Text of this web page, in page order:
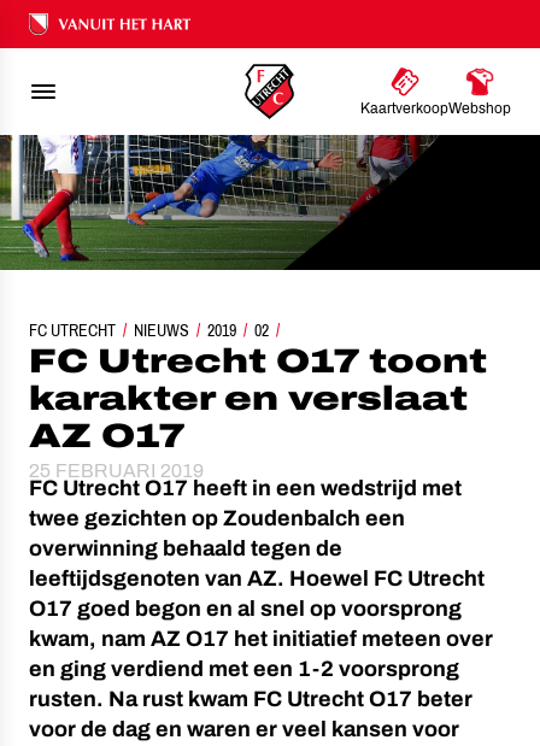
Ons nalatenschap
KaartverkoopWebshop
FC UTRECHT NIEUWS 2019 02
FC UTRECHT O17 TOONT KARAKTER EN VERSLAAT AZ O17
FC Utrecht O17 toont
karakter en verslaat
AZ O17
25 FEBRUARI 2019
FC Utrecht O17 heeft in een wedstrijd met
twee gezichten op Zoudenbalch een
overwinning behaald tegen de
leeftijdsgenoten van AZ. Hoewel FC Utrecht
O17 goed begon en al snel op voorsprong
kwam, nam AZ O17 het initiatief meteen over
en ging verdiend met een 1-2 voorsprong
rusten. Na rust kwam FC Utrecht O17 beter
voor de dag en waren er veel kansen voor